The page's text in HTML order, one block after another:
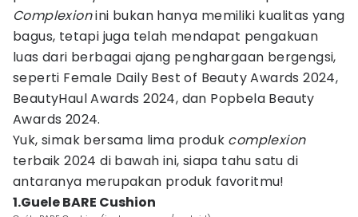
Complexionini bukan hanya memiliki kualitas yang
bagus, tetapi juga telah mendapat pengakuan
luas dari berbagai ajang penghargaan bergengsi,
seperti Female Daily Best of Beauty Awards 2024,
BeautyHaul Awards 2024, dan Popbela Beauty
Awards 2024.
Yuk, simak bersama lima produk complexion
terbaik 2024 di bawah ini, siapa tahu satu di
antaranya merupakan produk favoritmu!
1.Guele BARE Cushion